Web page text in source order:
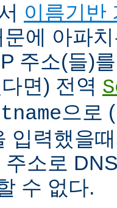
이름기반
에 아파
주소(들)
면) 전역
으로
입력했을
주소로
수 없다.